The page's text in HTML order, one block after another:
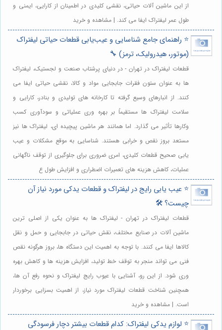
از این ماشین آلات حیاتی، نقشی کلیدی در اطمینان از کارایی، ایمنی و
طول عمر لیفتراک ایفا می کند. | مشاهده و خرید
⭐️ راهنمای جامع شناسایی و عیب‌یابی قطعات حیاتی لیفتراک
(موتور، هیدرولیک، ترمز) 🔧
قطعات لیفتراک در تهران - در دنیای پرشتاب صنعت و لجستیک، لیفتراک
ها به عنوان ستون فقرات جابجایی مواد و کالا، نقشی حیاتی ایفا می
کنند. از انبارهای وسیع گرفته تا کارخانه های تولیدی و بنادر، کارایی و
سلامت لیفتراک ها مستقیماً بر بهره وری عملیاتی و سودآوری کسب
وکارها تأثیر می گذارد. اما همانند هر ماشین پیچیده ای، لیفتراک ها نیز
مستعد بروز نقص و خرابی هستند. شناسایی به موقع مشکلات و عیب
یابی صحیح قطعات کلیدی، امری ضروری برای جلوگیری از توقف ناگهانی
عملیات، کاهش هزینه های تعمیرات اضطراری و افزایش طول ع
⭐️ عیب یابی رایج در لیفتراک و قطعات یدکی مورد نیاز آن
چیست؟ 🛠️
قطعات لیفتراک در تهران - لیفتراک ها به عنوان یکی از اصلی ترین
ماشین آلات در صنایع مختلف، نقش حیاتی در جابجایی و حمل و نقل
کالاها ایفا می کنند. با توجه به اهمیت این دستگاه ها، بروز هرگونه نقص
فنی می تواند منجر به توقف خط تولید، افزایش هزینه ها و کاهش بهره
وری شود. از این رو، آشنایی با عیوب رایج لیفتراک و نحوه رفع آن ها،
همچنین شناخت قطعات لیفتراک مورد نیاز، از اهمیت بسزایی برخوردار
است. | مشاهده و خرید
⭐️ لوازم یدکی لیفتراک: کدام قطعات بیشتر دچار فرسودگی